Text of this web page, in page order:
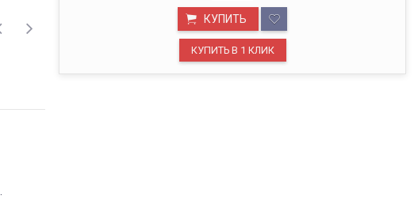
КУПИТЬ